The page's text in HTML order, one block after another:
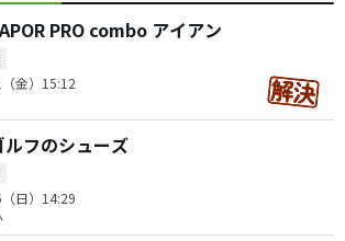
PRO combo アイアン
金）15:12
ルフのシューズ
日）14:29